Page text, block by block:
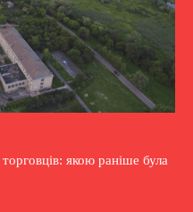
якою раніше була